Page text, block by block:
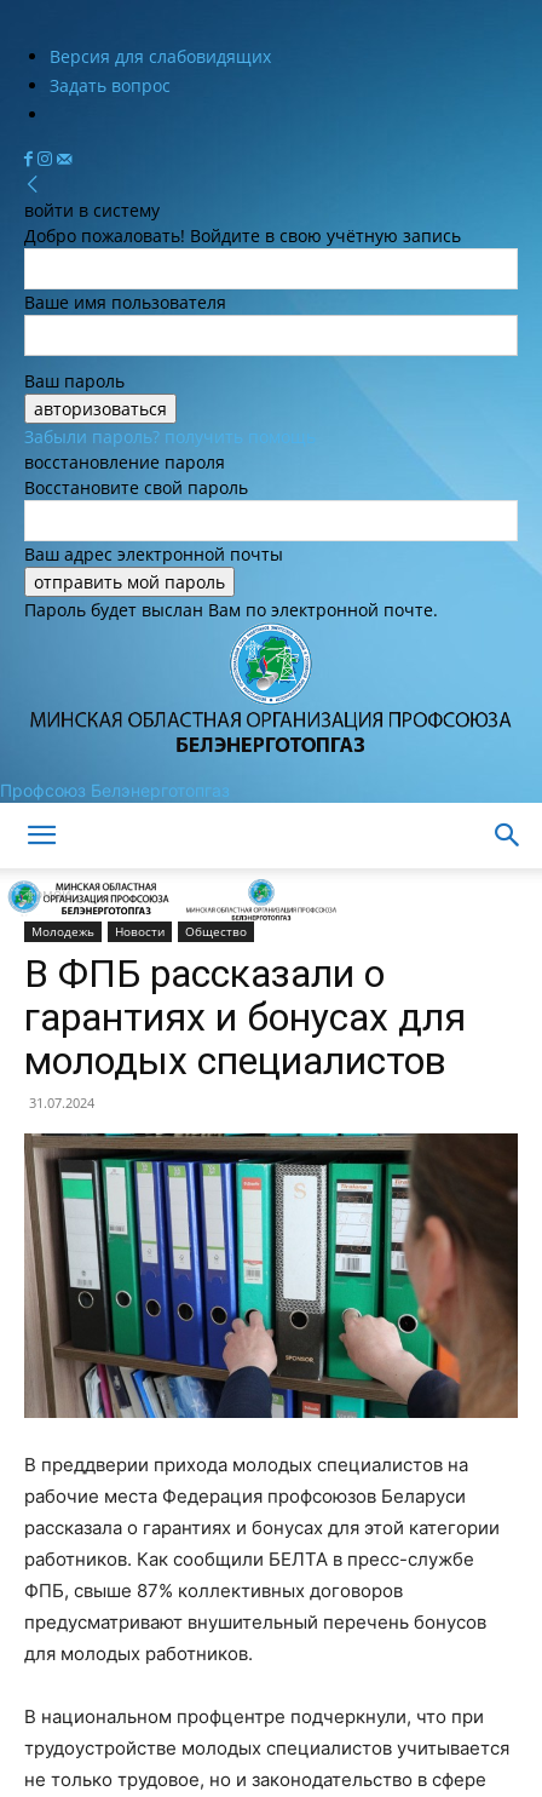
Версия для слабовидящих
Задать вопрос
войти в систему
Добро пожаловать! Войдите в свою учётную запись
Ваше имя пользователя
Ваш пароль
Забыли пароль? получить помощь
восстановление пароля
Восстановите свой пароль
Ваш адрес электронной почты
Пароль будет выслан Вам по электронной почте.
Профсоюз Белэнерготопгаз
Домой
Молодежь Новости Общество
В ФПБ рассказали о
гарантиях и бонусах для
молодых специалистов
31.07.2024
В преддверии прихода молодых специалистов на
рабочие места Федерация профсоюзов Беларуси
рассказала о гарантиях и бонусах для этой категории
работников. Как сообщили БЕЛТА в пресс-службе
ФПБ, свыше 87% коллективных договоров
предусматривают внушительный перечень бонусов
для молодых работников.
В национальном профцентре подчеркнули, что при
трудоустройстве молодых специалистов учитывается
не только трудовое, но и законодательство в сфере